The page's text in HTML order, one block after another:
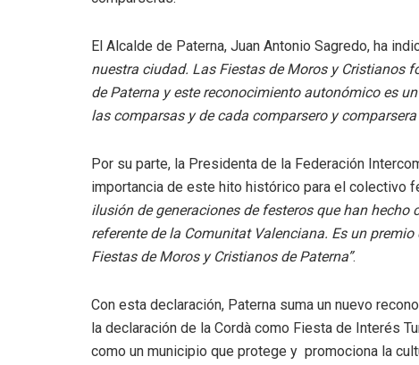
El Alcalde de Paterna, Juan Antonio Sagredo, ha
nuestra ciudad. Las Fiestas de Moros y Cristianos
de Paterna y este reconocimiento autonómico es
las comparsas y de cada comparsero y
Por su parte, la Presidenta de la Federación
importancia de este hito histórico para el colectivo
ilusión de generaciones de festeros que han
referente de la Comunitat Valenciana. Es un
Fiestas de Moros y Cristianos de Paterna”.
Con esta declaración, Paterna suma un nuevo
la declaración de la Cordà como Fiesta de Interés
como un municipio que protege y promociona la